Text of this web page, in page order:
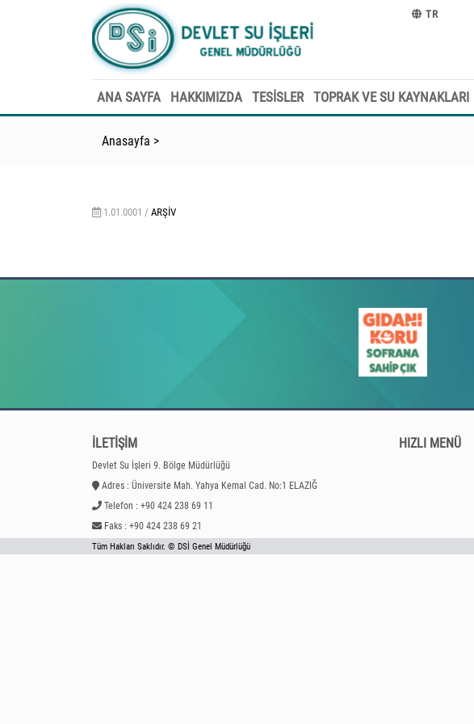
TR
ANA SAYFA HAKKIMIZDA TESİSLER TOPRAK VE SU KAYNAKLARI
Anasayfa >
1.01.0001 / ARŞIV
İLETİŞİM
Devlet Su İşleri 9. Bölge Müdürlüğü
Adres : Üniversite Mah. Yahya Kemal Cad. No:1 ELAZIĞ
Telefon : +90 424 238 69 11
Faks : +90 424 238 69 21
HIZLI MENÜ
Tüm Hakları Saklıdır. © DSİ Genel Müdürlüğü